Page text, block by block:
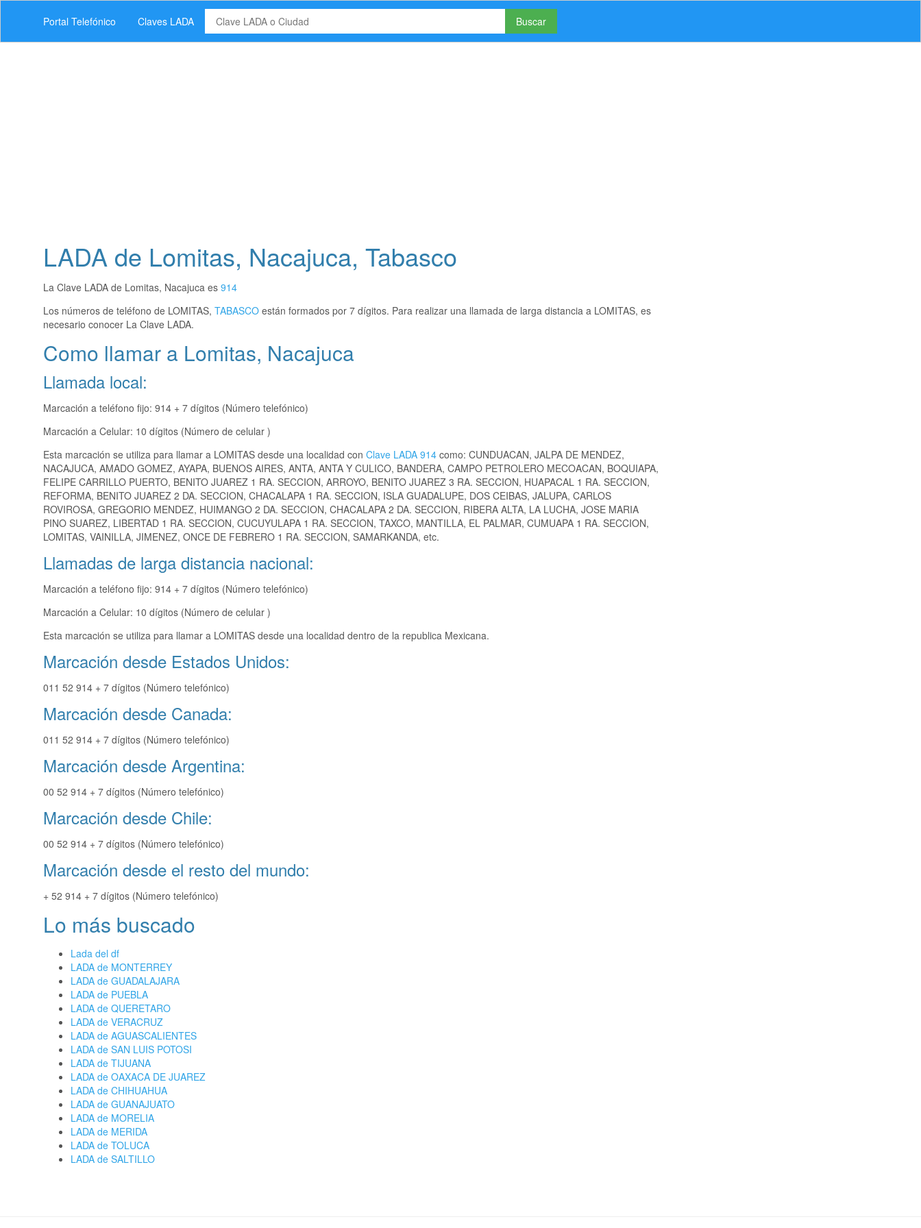
Portal Telefónico Claves LADA Buscar
LADA de Lomitas, Nacajuca, Tabasco
La Clave LADA de Lomitas, Nacajuca es 914
Los números de teléfono de LOMITAS, TABASCO están formados por 7 dígitos. Para realizar una llamada de larga distancia a LOMITAS, es
necesario conocer La Clave LADA.
Como llamar a Lomitas, Nacajuca
Llamada local:
Marcación a teléfono fijo: 914 + 7 dígitos (Número telefónico)
Marcación a Celular: 10 dígitos (Número de celular )
Esta marcación se utiliza para llamar a LOMITAS desde una localidad con Clave LADA 914 como: CUNDUACAN, JALPA DE MENDEZ,
NACAJUCA, AMADO GOMEZ, AYAPA, BUENOS AIRES, ANTA, ANTA Y CULICO, BANDERA, CAMPO PETROLERO MECOACAN, BOQUIAPA,
FELIPE CARRILLO PUERTO, BENITO JUAREZ 1 RA. SECCION, ARROYO, BENITO JUAREZ 3 RA. SECCION, HUAPACAL 1 RA. SECCION,
REFORMA, BENITO JUAREZ 2 DA. SECCION, CHACALAPA 1 RA. SECCION, ISLA GUADALUPE, DOS CEIBAS, JALUPA, CARLOS
ROVIROSA, GREGORIO MENDEZ, HUIMANGO 2 DA. SECCION, CHACALAPA 2 DA. SECCION, RIBERA ALTA, LA LUCHA, JOSE MARIA
PINO SUAREZ, LIBERTAD 1 RA. SECCION, CUCUYULAPA 1 RA. SECCION, TAXCO, MANTILLA, EL PALMAR, CUMUAPA 1 RA. SECCION,
LOMITAS, VAINILLA, JIMENEZ, ONCE DE FEBRERO 1 RA. SECCION, SAMARKANDA, etc.
Llamadas de larga distancia nacional:
Marcación a teléfono fijo: 914 + 7 dígitos (Número telefónico)
Marcación a Celular: 10 dígitos (Número de celular )
Esta marcación se utiliza para llamar a LOMITAS desde una localidad dentro de la republica Mexicana.
Marcación desde Estados Unidos:
011 52 914 + 7 dígitos (Número telefónico)
Marcación desde Canada:
011 52 914 + 7 dígitos (Número telefónico)
Marcación desde Argentina:
00 52 914 + 7 dígitos (Número telefónico)
Marcación desde Chile:
00 52 914 + 7 dígitos (Número telefónico)
Marcación desde el resto del mundo:
+ 52 914 + 7 dígitos (Número telefónico)
Lo más buscado
Lada del df
LADA de MONTERREY
LADA de GUADALAJARA
LADA de PUEBLA
LADA de QUERETARO
LADA de VERACRUZ
LADA de AGUASCALIENTES
LADA de SAN LUIS POTOSI
LADA de TIJUANA
LADA de OAXACA DE JUAREZ
LADA de CHIHUAHUA
LADA de GUANAJUATO
LADA de MORELIA
LADA de MERIDA
LADA de TOLUCA
LADA de SALTILLO